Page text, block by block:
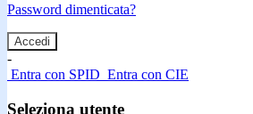
Password dimenticata?
-
Entra con SPID Entra con CIE
Seleziona utente